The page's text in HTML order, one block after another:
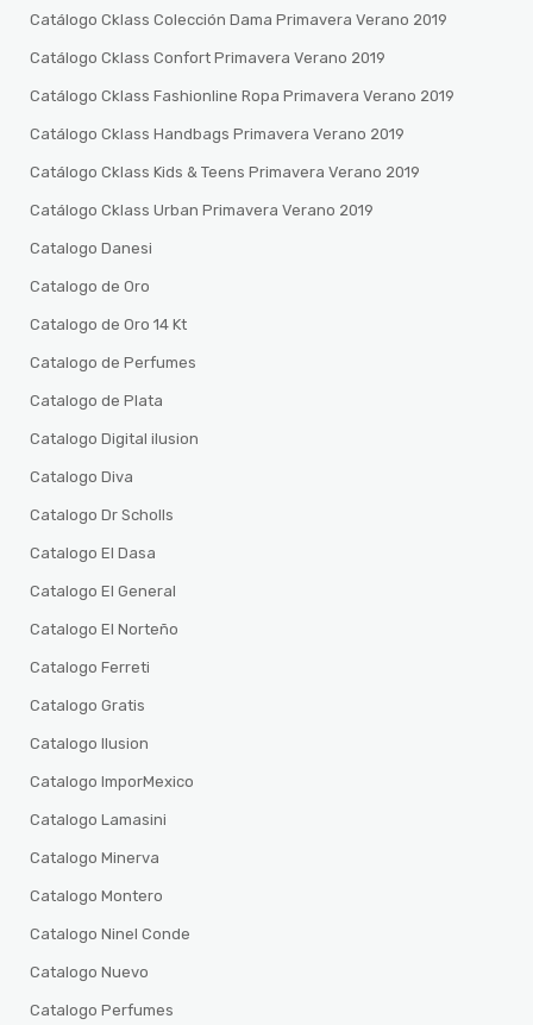
Catálogo Cklass Colección Dama Primavera Verano 2019
Catálogo Cklass Confort Primavera Verano 2019
Catálogo Cklass Fashionline Ropa Primavera Verano 2019
Catálogo Cklass Handbags Primavera Verano 2019
Catálogo Cklass Kids & Teens Primavera Verano 2019
Catálogo Cklass Urban Primavera Verano 2019
Catalogo Danesi
Catalogo de Oro
Catalogo de Oro 14 Kt
Catalogo de Perfumes
Catalogo de Plata
Catalogo Digital ilusion
Catalogo Diva
Catalogo Dr Scholls
Catalogo El Dasa
Catalogo El General
Catalogo El Norteño
Catalogo Ferreti
Catalogo Gratis
Catalogo Ilusion
Catalogo ImporMexico
Catalogo Lamasini
Catalogo Minerva
Catalogo Montero
Catalogo Ninel Conde
Catalogo Nuevo
Catalogo Perfumes